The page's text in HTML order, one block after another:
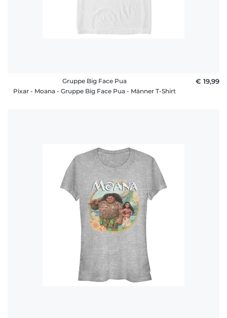
Gruppe Big Face Pua
Pixar - Moana - Gruppe Big Face Pua - Männer T-Shirt
€ 19,99